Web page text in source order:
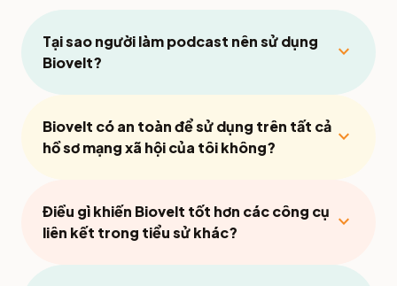
Tại sao người làm podcast nên sử dụng
Biovelt?
expand_more
Biovelt có an toàn để sử dụng trên tất cả
hồ sơ mạng xã hội của tôi không?
expand_more
Điều gì khiến Biovelt tốt hơn các công cụ
liên kết trong tiểu sử khác?
expand_more